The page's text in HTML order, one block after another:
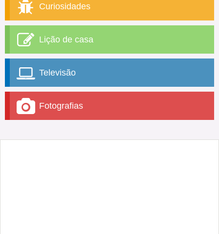
Curiosidades
Lição de casa
Televisão
Fotografias